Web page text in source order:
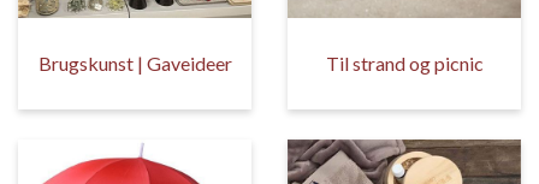
Brugskunst | Gaveideer Til strand og picnic